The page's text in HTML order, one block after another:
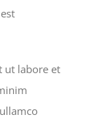
ut labore et